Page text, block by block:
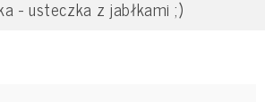
- usteczka z jabłkami ;)